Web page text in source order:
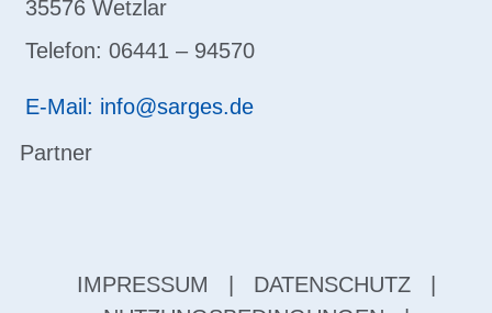
35576 Wetzlar
Telefon: 06441 – 94570
E-Mail: info@sarges.de
Partner
IMPRESSUM DATENSCHUTZ